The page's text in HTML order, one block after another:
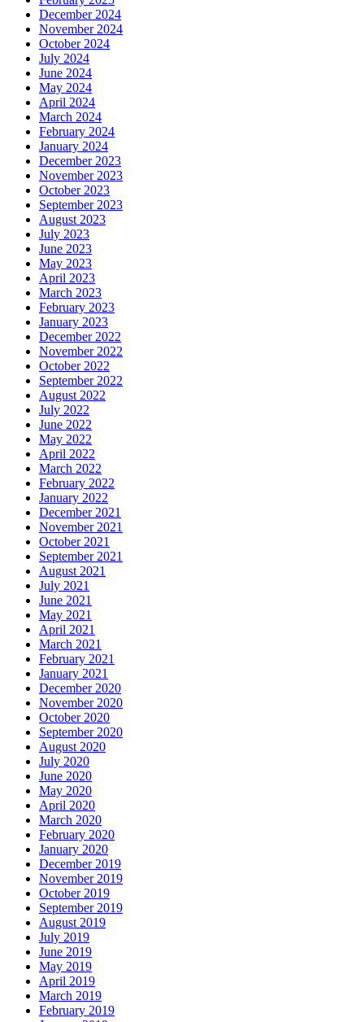
December 2024
November 2024
October 2024
July 2024
June 2024
May 2024
April 2024
March 2024
February 2024
January 2024
December 2023
November 2023
October 2023
September 2023
August 2023
July 2023
June 2023
May 2023
April 2023
March 2023
February 2023
January 2023
December 2022
November 2022
October 2022
September 2022
August 2022
July 2022
June 2022
May 2022
April 2022
March 2022
February 2022
January 2022
December 2021
November 2021
October 2021
September 2021
August 2021
July 2021
June 2021
May 2021
April 2021
March 2021
February 2021
January 2021
December 2020
November 2020
October 2020
September 2020
August 2020
July 2020
June 2020
May 2020
April 2020
March 2020
February 2020
January 2020
December 2019
November 2019
October 2019
September 2019
August 2019
July 2019
June 2019
May 2019
April 2019
March 2019
February 2019